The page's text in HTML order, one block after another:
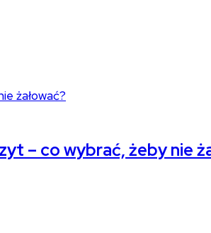
– co wybrać, żeby nie